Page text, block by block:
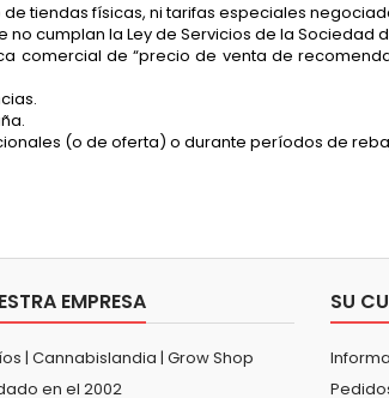
tiendas físicas, ni tarifas especiales
cumplan la Ley de Servicios de la Sociedad
comercial de “precio de venta de
(o de oferta) o durante períodos de
EMPRESA
| Cannabislandia | Grow Shop
en el 2002
SU